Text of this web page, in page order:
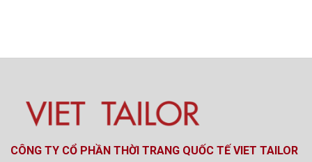
CÔNG TY CỔ PHẦN THỜI TRANG QUỐC TẾ VIET TAILOR